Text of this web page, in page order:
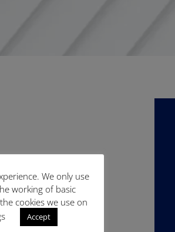
We only use
working of basic
cookies we use on
Accept